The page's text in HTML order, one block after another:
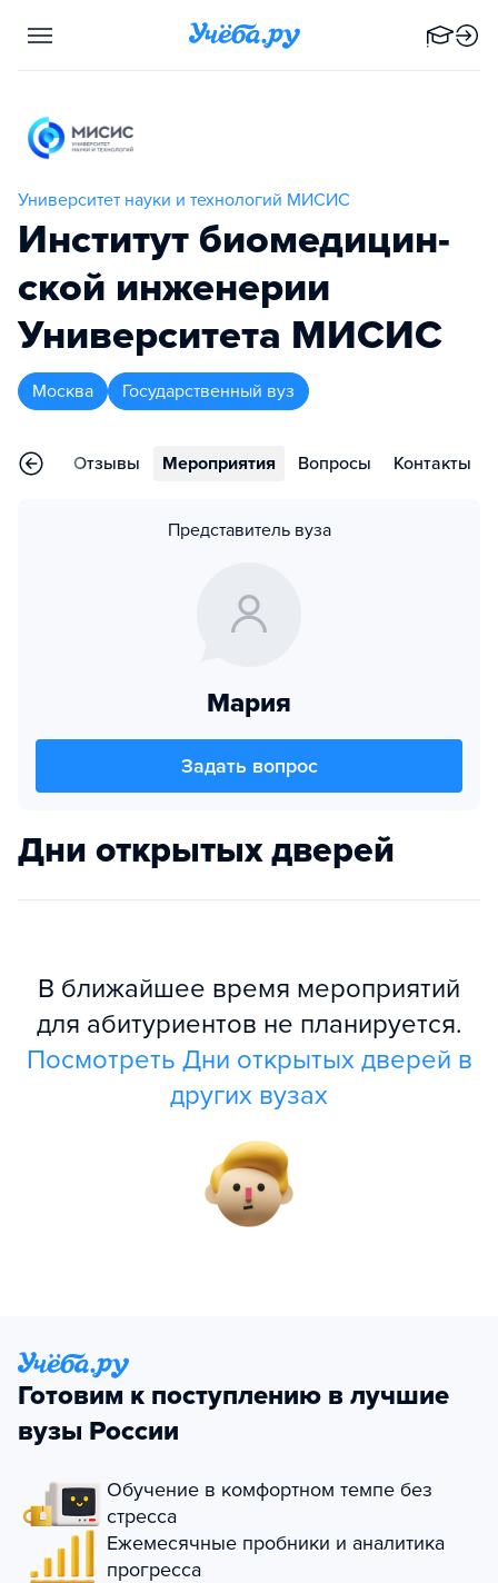
Университет науки и технологий МИСИС
Институт биоме­ди­цин­
ской инженерии
Университета МИСИС
Москва Государственный вуз
Отзывы Мероприятия Вопросы Контакты
Представитель вуза
Мария
Задать вопрос
Дни открытых дверей
В ближайшее время мероприятий
для абитуриентов не планируется.
Посмотреть Дни открытых дверей в
других вузах
Готовим к поступлению в лучшие
вузы России
Обучение в комфортном темпе без
стресса
Ежемесячные пробники и аналитика
прогресса